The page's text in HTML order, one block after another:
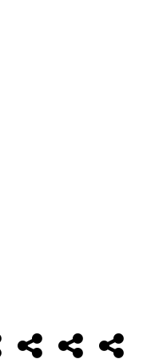
Alimentazione
AmbienteBambini